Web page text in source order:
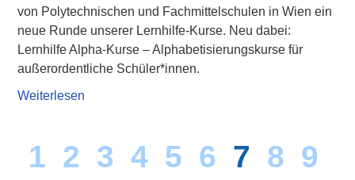
von Polytechnischen und Fachmittelschulen in Wien ein
neue Runde unserer Lernhilfe-Kurse. Neu dabei:
Lernhilfe Alpha-Kurse – Alphabetisierungskurse für
außerordentliche Schüler*innen.
Weiterlesen
1 2 3 4 5 6 7 8 9